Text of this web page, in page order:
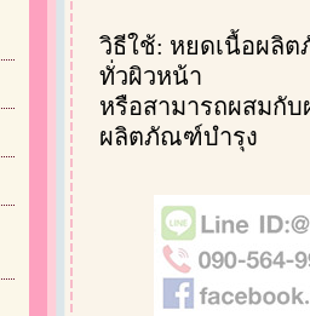
วิธีใช้: หยดเนื้อผลิ
ทั่วผิวหน้า
หรือสามารถผสมกั
ผลิตภัณฑ์บำรุง